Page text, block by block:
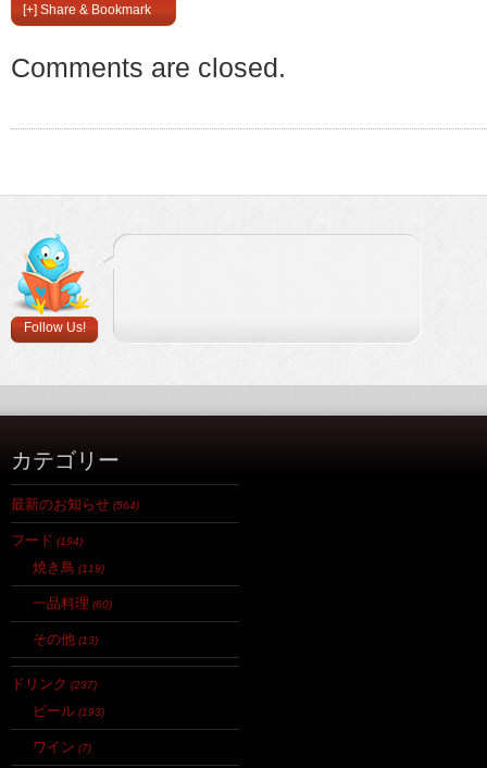
[+] Share & Bookmark
Comments are closed.
Follow Us!
カテゴリー
最新のお知らせ (564)
フード (194)
焼き鳥 (119)
一品料理 (60)
その他 (13)
ドリンク (237)
ビール (193)
ワイン (7)